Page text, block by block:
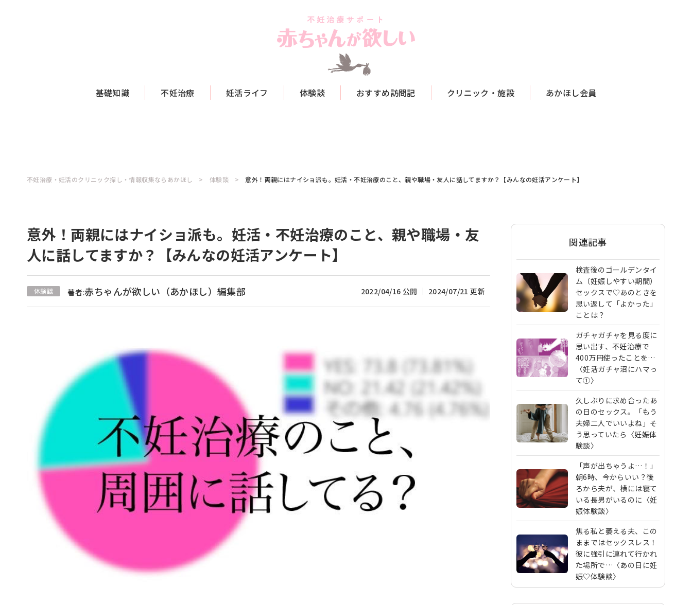
基礎知識 不妊治療 妊活ライフ 体験談 おすすめ訪問記 クリニック・施設 あかほし会員
不妊治療・妊活のクリニック探し・情報収集ならあかほし 体験談 意外！両親にはナイショ派も。妊活・不妊治療のこと、親や職場・友人に話してますか？【みんなの妊活アンケート】
意外！両親にはナイショ派も。妊活・不妊治療のこと、親や職場・友
人に話してますか？【みんなの妊活アンケート】
体験談 著者:赤ちゃんが欲しい（あかほし）編集部 2022/04/16 公開 2024/07/21 更新
関連記事
検査後のゴールデンタイ
ム（妊娠しやすい期間）
セックスで♡あのときを
思い返して「よかった」
ことは？
ガチャガチャを見る度に
思い出す、不妊治療で
400万円使ったことを…
〈妊活ガチャ沼にハマっ
て①〉
久しぶりに求め合ったあ
の日のセックス。「もう
夫婦二人でいいよね」そ
う思っていたら〈妊娠体
験談〉
「声が出ちゃうよ…！」
朝6時、今からいい？後
ろから夫が、横には寝て
いる長男がいるのに〈妊
娠体験談〉
焦る私と萎える夫、この
ままではセックスレス！
彼に強引に連れて行かれ
た場所で…〈あの日に妊
娠♡体験談〉